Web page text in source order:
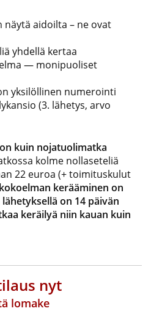
näytä aidoilta – ne ovat
yhdellä kertaa
— monipuoliset
yksilöllinen numerointi
(3. lähetys, arvo
kuin nojatuolimatka
kolme nollaseteliä
22 euroa (+ toimituskulut
kerääminen on
on 14 päivän
keräilyä niin kauan kuin
nyt
lomake